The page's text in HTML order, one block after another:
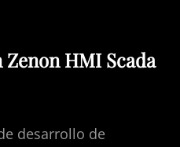
HMI Scada
desarrollo de